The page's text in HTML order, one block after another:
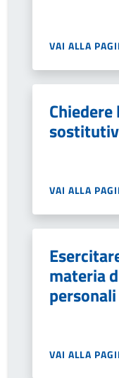
VAI ALLA
VAI ALLA
materia
personali
VAI ALLA